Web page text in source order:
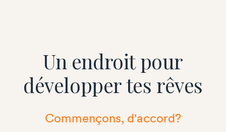
Un endroit pour
développer tes rêves
Commençons, d'accord?